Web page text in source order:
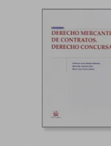
dcto.